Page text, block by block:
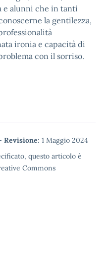
e alunni che in tanti
la gentilezza,
ironia e capacità di
con il sorriso.
Revisione: 1 Maggio 2024
questo articolo è
Commons